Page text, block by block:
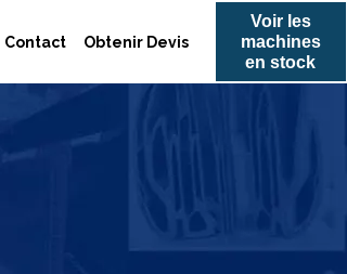
Contact Obtenir Devis
Voir les
machines
en stock